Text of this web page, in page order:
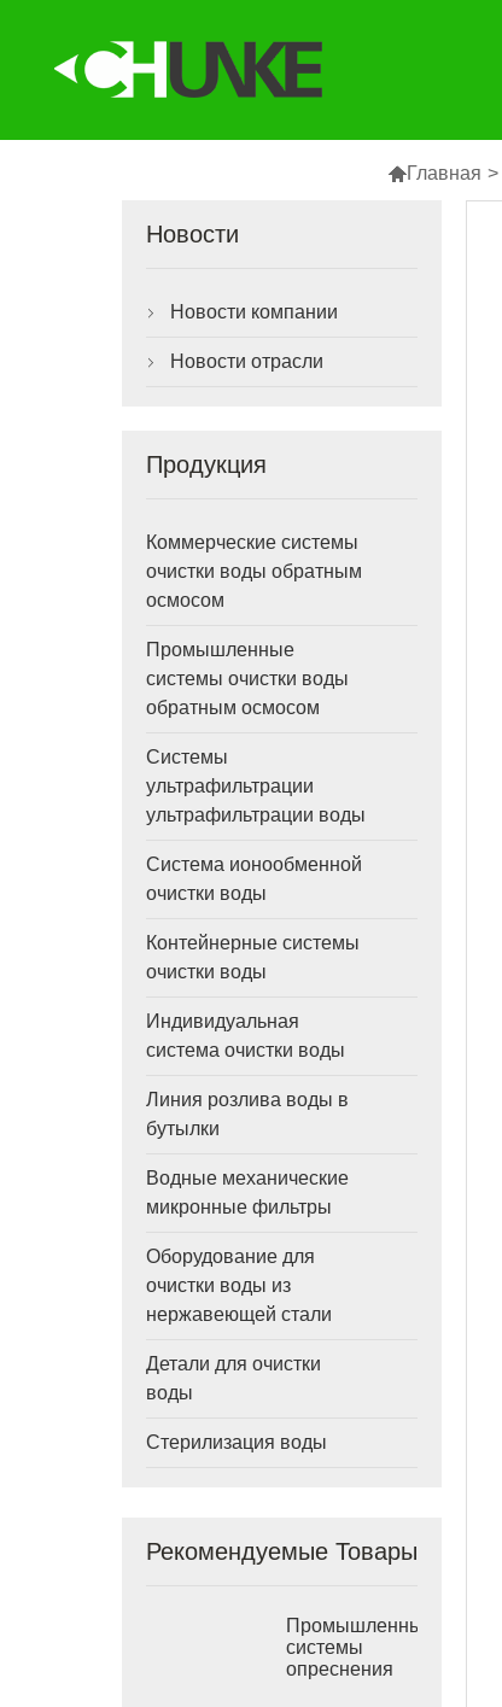
Главная >
Новости
 Новости компании
 Новости отрасли
Продукция
Коммерческие системы
очистки воды обратным
осмосом
Промышленные
системы очистки воды
обратным осмосом
Системы
ультрафильтрации
ультрафильтрации воды
Система ионообменной
очистки воды
Контейнерные системы
очистки воды
Индивидуальная
система очистки воды
Линия розлива воды в
бутылки
Водные механические
микронные фильтры
Оборудование для
очистки воды из
нержавеющей стали
Детали для очистки
воды
Стерилизация воды
Рекомендуемые Товары
Промышленные
системы
опреснения